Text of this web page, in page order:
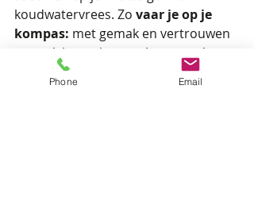
koudwatervrees. Zo vaar je op je
kompas: met gemak en vertrouwen
en raak je nooit meer het noorden
Phone Email